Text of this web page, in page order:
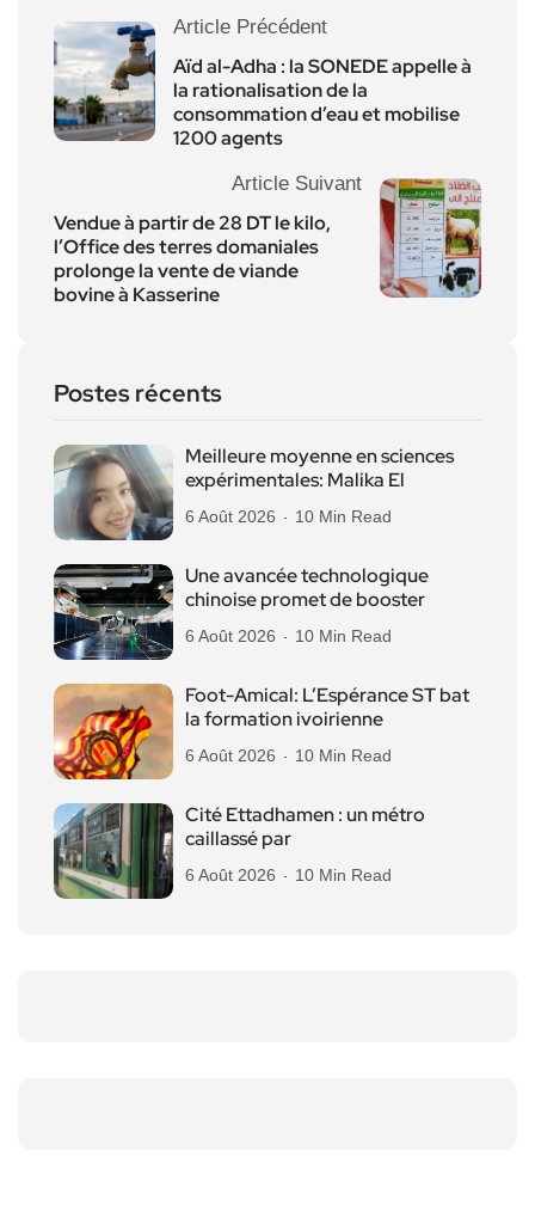
Article Précédent
Aïd al-Adha : la SONEDE appelle à
la rationalisation de la
consommation d’eau et mobilise
1200 agents
Article Suivant
Vendue à partir de 28 DT le kilo,
l’Office des terres domaniales
prolonge la vente de viande
bovine à Kasserine
Postes récents
Meilleure moyenne en sciences
expérimentales: Malika El
6 Août 2026 10 Min Read
Une avancée technologique
chinoise promet de booster
6 Août 2026 10 Min Read
Foot-Amical: L’Espérance ST bat
la formation ivoirienne
6 Août 2026 10 Min Read
Cité Ettadhamen : un métro
caillassé par
6 Août 2026 10 Min Read